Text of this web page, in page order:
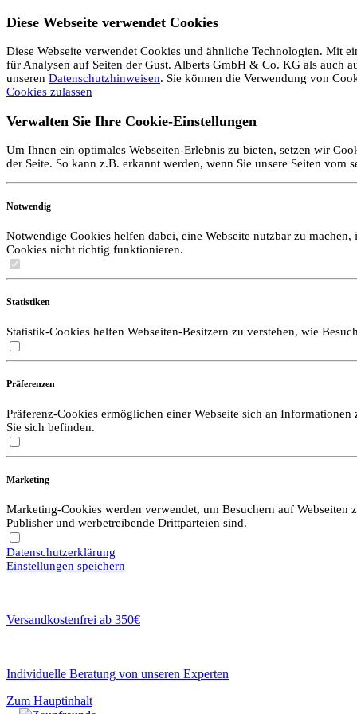
Diese Webseite verwendet Cookies
Diese Webseite verwendet Cookies und ähnliche Technologien. Mit
für Analysen auf Seiten der Gust. Alberts GmbH & Co. KG als auch
unseren Datenschutzhinweisen. Sie können die Verwendung von
Cookies zulassen
Verwalten Sie Ihre Cookie-Einstellungen
Um Ihnen ein optimales Webseiten-Erlebnis zu bieten, setzen wir
der Seite. So kann z.B. erkannt werden, wenn Sie unsere Seiten
Notwendig
Notwendige Cookies helfen dabei, eine Webseite nutzbar zu
Cookies nicht richtig funktionieren.
Statistiken
Statistik-Cookies helfen Webseiten-Besitzern zu verstehen, wie
Präferenzen
Präferenz-Cookies ermöglichen einer Webseite sich an
Sie sich befinden.
Marketing
Marketing-Cookies werden verwendet, um Besuchern auf
Publisher und werbetreibende Drittparteien sind.
Datenschutzerklärung
Einstellungen speichern
Versandkostenfrei ab 350€
Individuelle Beratung von unseren Experten
Zum Hauptinhalt